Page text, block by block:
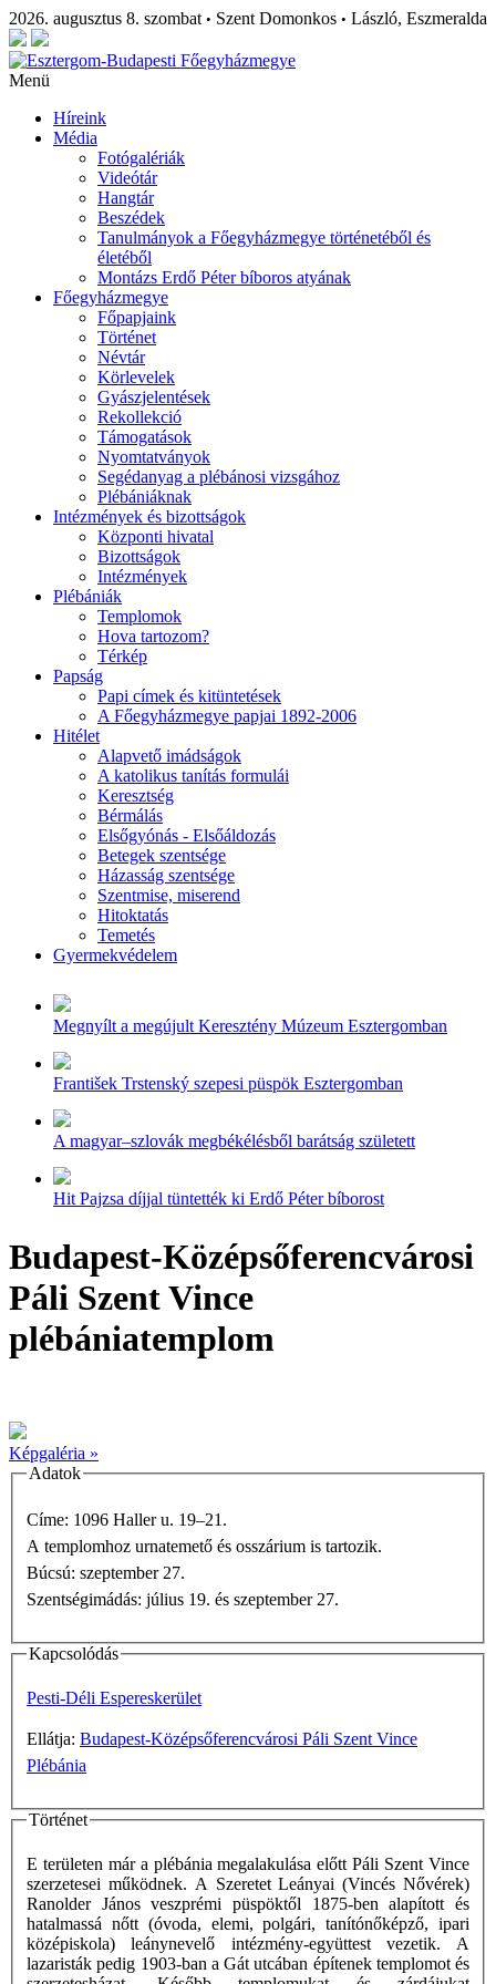
2026. augusztus 8. szombat • Szent Domonkos • László, Eszmeralda
Menü
Híreink
Média
Fotógalériák
Videótár
Hangtár
Beszédek
Tanulmányok a Főegyházmegye történetéből és
életéből
Montázs Erdő Péter bíboros atyának
Főegyházmegye
Főpapjaink
Történet
Névtár
Körlevelek
Gyászjelentések
Rekollekció
Támogatások
Nyomtatványok
Segédanyag a plébánosi vizsgához
Plébániáknak
Intézmények és bizottságok
Központi hivatal
Bizottságok
Intézmények
Plébániák
Templomok
Hova tartozom?
Térkép
Papság
Papi címek és kitüntetések
A Főegyházmegye papjai 1892-2006
Hitélet
Alapvető imádságok
A katolikus tanítás formulái
Keresztség
Bérmálás
Elsőgyónás - Elsőáldozás
Betegek szentsége
Házasság szentsége
Szentmise, miserend
Hitoktatás
Temetés
Gyermekvédelem
Megnyílt a megújult Keresztény Múzeum Esztergomban
František Trstenský szepesi püspök Esztergomban
A magyar–szlovák megbékélésből barátság született
Hit Pajzsa díjjal tüntették ki Erdő Péter bíborost
Budapest-Középsőferencvárosi
Páli Szent Vince
plébániatemplom
Képgaléria »
Adatok
Címe: 1096 Haller u. 19–21.
A templomhoz urnatemető és osszárium is tartozik.
Búcsú: szeptember 27.
Szentségimádás: július 19. és szeptember 27.
Kapcsolódás
Pesti-Déli Espereskerület
Ellátja: Budapest-Középsőferencvárosi Páli Szent Vince
Plébánia
Történet
E területen már a plébánia megalakulása előtt Páli Szent Vince
szerzetesei működnek. A Szeretet Leányai (Vincés Nővérek)
Ranolder János veszprémi püspöktől 1875-ben alapított és
hatalmassá nőtt (óvoda, elemi, polgári, tanítónőképző, ipari
középiskola) leánynevelő intézmény-együttest vezetik. A
lazaristák pedig 1903-ban a Gát utcában építenek templomot és